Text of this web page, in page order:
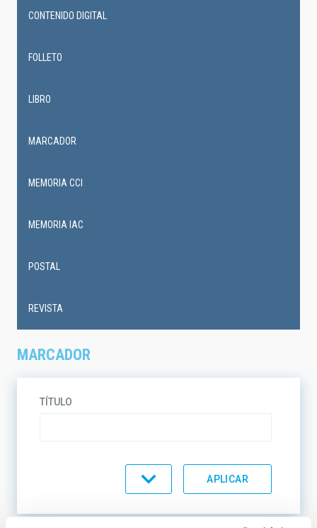
MARCADOR
TÍTULO
CONTENIDO DIGITAL
FOLLETO
LIBRO
MARCADOR
MEMORIA CCI
MEMORIA IAC
POSTAL
REVISTA